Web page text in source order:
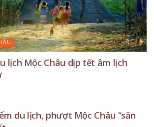
lịch Mộc Châu dịp tết âm lịch
du lịch, phượt Mộc Châu “săn